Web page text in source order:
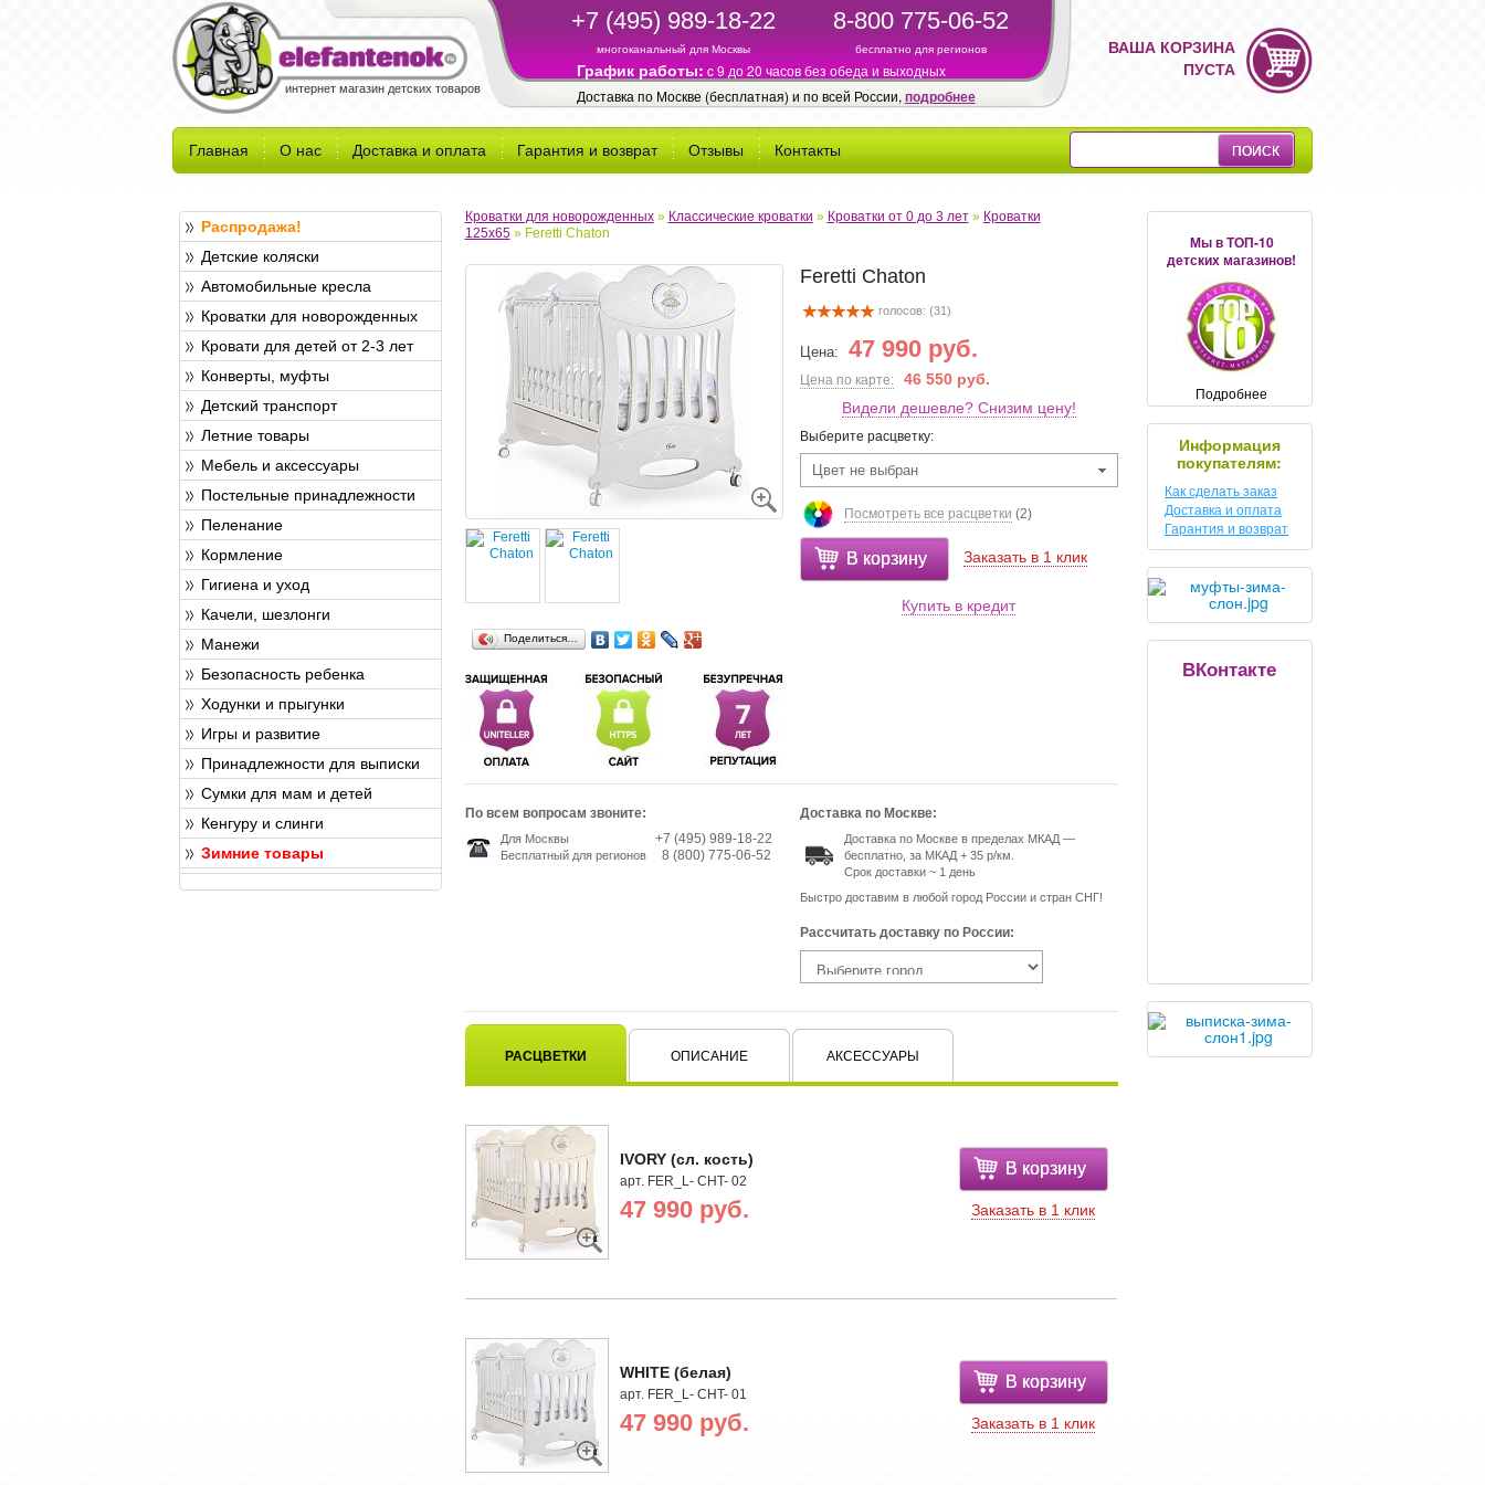
интернет магазин детских товаров
+7 (495) 989-18-22
многоканальный для Москвы
8-800 775-06-52
бесплатно для регионов
График работы: c 9 до 20 часов без обеда и выходных
Доставка по Москве (бесплатная) и по всей России, подробнее
ВАША КОРЗИНА
ПУСТА
Главная О нас Доставка и оплата Гарантия и возврат Отзывы Контакты
Распродажа!
Детские коляски
Автомобильные кресла
Кроватки для новорожденных
Кровати для детей от 2-3 лет
Конверты, муфты
Детский транспорт
Летние товары
Мебель и аксессуары
Постельные принадлежности
Пеленание
Кормление
Гигиена и уход
Качели, шезлонги
Манежи
Безопасность ребенка
Ходунки и прыгунки
Игры и развитие
Принадлежности для выписки
Сумки для мам и детей
Кенгуру и слинги
Зимние товары
Кроватки для новорожденных» Классические кроватки » Кроватки от 0 до 3 лет» Кроватки
125x65» Feretti Chaton
Поделиться…
Feretti Chaton
голосов: (31)
Цена: 47 990 руб.
Цена по карте:
46 550 руб.
Видели дешевле? Снизим цену!
Выберите расцветку:
Цвет не выбран
Посмотреть все расцветки (2)
В корзину Заказать в 1 клик
Купить в кредит
По всем вопросам звоните:
Для Москвы
Бесплатный для регионов
+7 (495) 989-18-22
8 (800) 775-06-52
Доставка по Москве:
Доставка по Москве в пределах МКАД —
бесплатно, за МКАД + 35 р/км.
Срок доставки ~ 1 день
Быстро доставим в любой город России и стран СНГ!
Рассчитать доставку по России:
РАСЦВЕТКИ ОПИСАНИЕ АКСЕССУАРЫ
IVORY (сл. кость)
арт. FER_L- CHT- 02
47 990 руб.
В корзину
Заказать в 1 клик
WHITE (белая)
арт. FER_L- CHT- 01
47 990 руб.
В корзину
Заказать в 1 клик
Мы в ТОП-10
детских магазинов!
Подробнее
Информация
покупателям:
Как сделать заказ
Доставка и оплата
Гарантия и возврат
ВКонтакте